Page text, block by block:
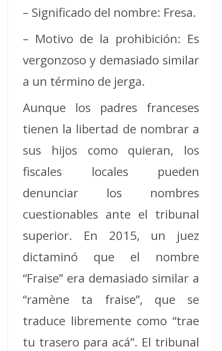
– Significado del nombre: Fresa.
– Motivo de la prohibición: Es
vergonzoso y demasiado similar
a un término de jerga.
Aunque los padres franceses
tienen la libertad de nombrar a
sus hijos como quieran, los
fiscales locales pueden
denunciar los nombres
cuestionables ante el tribunal
superior. En 2015, un juez
dictaminó que el nombre
“Fraise” era demasiado similar a
“ramène ta fraise”, que se
traduce libremente como “trae
tu trasero para acá”. El tribunal